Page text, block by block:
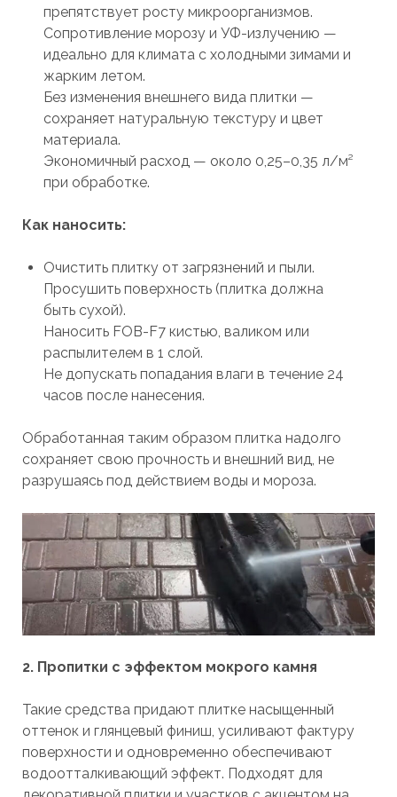
препятствует росту микроорганизмов.
Сопротивление морозу и УФ-излучению —
идеально для климата с холодными зимами и
жарким летом.
Без изменения внешнего вида плитки —
сохраняет натуральную текстуру и цвет
материала.
Экономичный расход — около 0,25–0,35 л/м²
при обработке.
Как наносить:
Очистить плитку от загрязнений и пыли.
Просушить поверхность (плитка должна
быть сухой).
Наносить FOB-F7 кистью, валиком или
распылителем в 1 слой.
Не допускать попадания влаги в течение 24
часов после нанесения.
Обработанная таким образом плитка надолго
сохраняет свою прочность и внешний вид, не
разрушаясь под действием воды и мороза.
2. Пропитки с эффектом мокрого камня
Такие средства придают плитке насыщенный
оттенок и глянцевый финиш, усиливают фактуру
поверхности и одновременно обеспечивают
водоотталкивающий эффект. Подходят для